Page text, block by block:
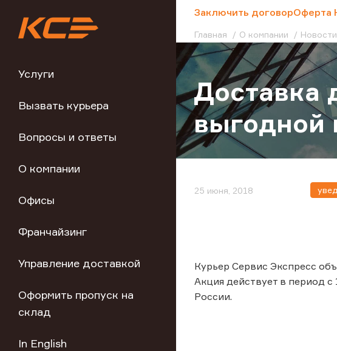
Услуги
Вызвать курьера
Вопросы и ответы
О компании
Офисы
Франчайзинг
Управление доставкой
Оформить пропуск на
склад
In English
Заключить договорОферта
Главная О компании Новости
Доставка
выгодной
25 июня, 2018
Курьер Сервис Экспресс
Акция действует в период
России.